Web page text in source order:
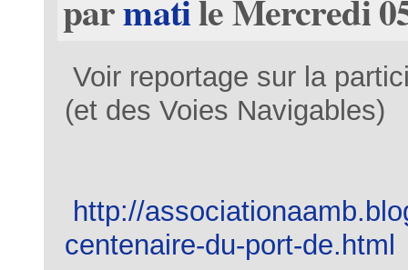
parmatile Mercredi
Voir reportage sur la
(et des Voies Navigables)
http://
centenaire-du-port-de.html